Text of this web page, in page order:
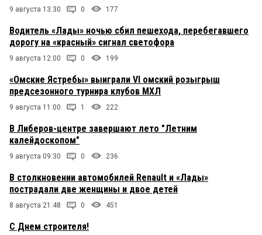
9 августа 13:30 0 177
Водитель «Лады» ночью сбил пешехода, перебегавшего
дорогу на «красный» сигнал светофора
9 августа 12:00 0 199
«Омские Ястребы» выиграли VI омский розыгрыш
предсезонного турнира клубов МХЛ
9 августа 11:00 1 222
В Либеров-центре завершают лето "Летним
калейдоскопом"
9 августа 09:30 0 236
В столкновении автомобилей Renault и «Лады»
пострадали две женщины и двое детей
8 августа 21:48 0 451
С Днем строителя!